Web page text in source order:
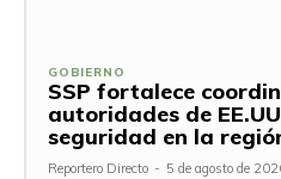
GOBIERNO
SSP fortalece
autoridades de
seguridad en la
Reportero Directo - 5 de agosto de